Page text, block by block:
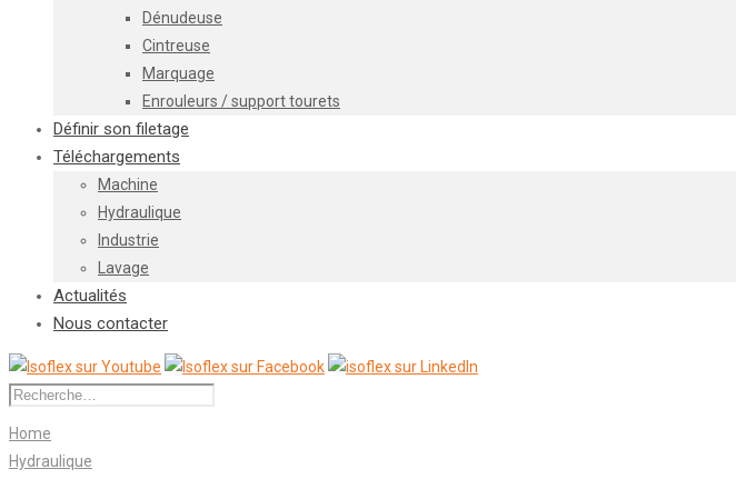
Dénudeuse
Cintreuse
Marquage
Enrouleurs / support tourets
Définir son filetage
Téléchargements
Machine
Hydraulique
Industrie
Lavage
Actualités
Nous contacter
Rechercher :
Home
Hydraulique